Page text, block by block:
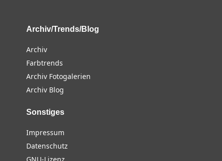
Archiv/Trends/Blog
Archiv
Farbtrends
Archiv Fotogalerien
Archiv Blog
Sonstiges
Impressum
Datenschutz